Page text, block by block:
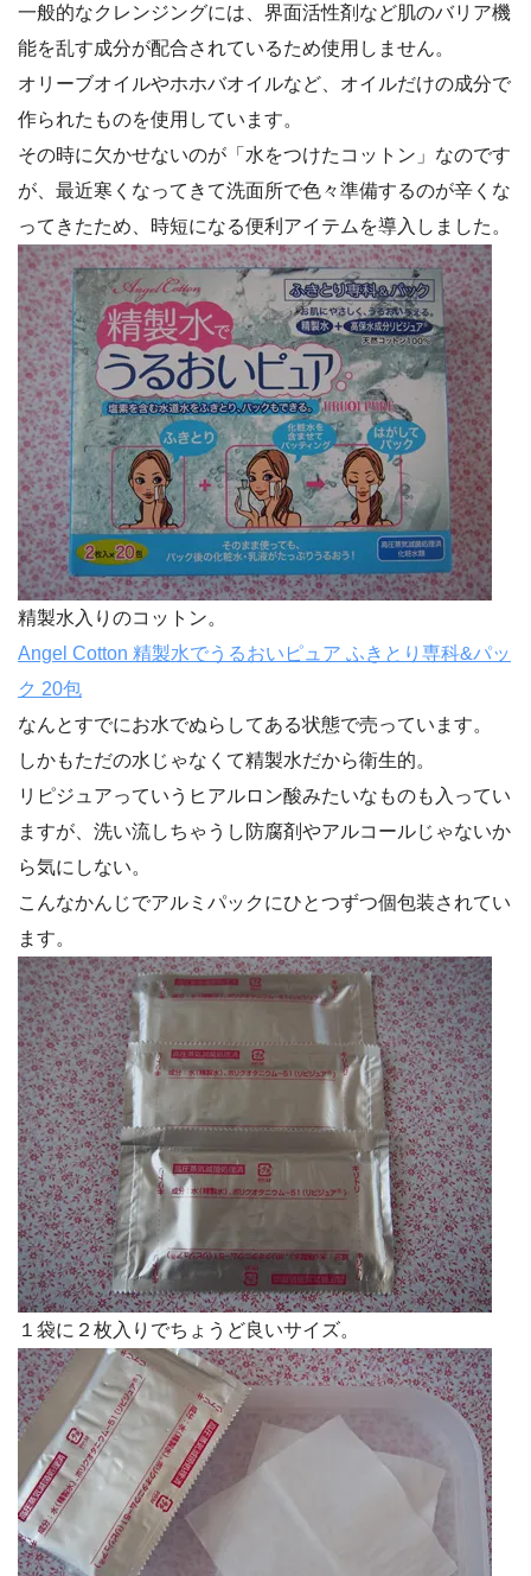
一般的なクレンジングには、界面活性剤など肌のバリア機
能を乱す成分が配合されているため使用しません。
オリーブオイルやホホバオイルなど、オイルだけの成分で
作られたものを使用しています。
その時に欠かせないのが「水をつけたコットン」なのです
が、最近寒くなってきて洗面所で色々準備するのが辛くな
ってきたため、時短になる便利アイテムを導入しました。
精製水入りのコットン。
Angel Cotton 精製水でうるおいピュア ふきとり専科&パッ
ク 20包
なんとすでにお水でぬらしてある状態で売っています。
しかもただの水じゃなくて精製水だから衛生的。
リピジュアっていうヒアルロン酸みたいなものも入ってい
ますが、洗い流しちゃうし防腐剤やアルコールじゃないか
ら気にしない。
こんなかんじでアルミパックにひとつずつ個包装されてい
ます。
１袋に２枚入りでちょうど良いサイズ。